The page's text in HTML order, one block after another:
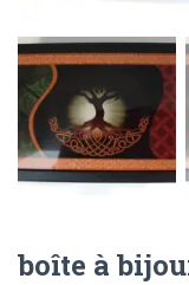
boîte à